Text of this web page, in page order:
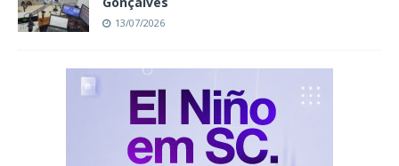
13/07/2026